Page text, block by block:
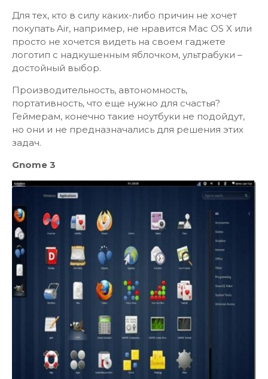
Для тех, кто в силу каких-либо причин не хочет
покупать Air, например, не нравится Mac OS X или
просто не хочется видеть на своем гаджете
логотип с надкушенным яблочком, ультрабуки –
достойный выбор.
Производительность, автономность,
портативность, что еще нужно для счастья?
Геймерам, конечно такие ноутбуки не подойдут,
но они и не предназначались для решения этих
задач.
Gnome 3